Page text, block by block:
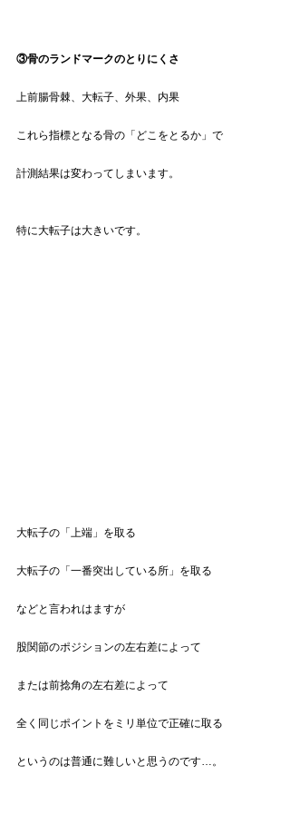
③骨のランドマークのとりにくさ
上前腸骨棘、大転子、外果、内果
これら指標となる骨の「どこをとるか」で
計測結果は変わってしまいます。
特に大転子は大きいです。
大転子の「上端」を取る
大転子の「一番突出している所」を取る
などと言われはますが
股関節のポジションの左右差によって
または前捻角の左右差によって
全く同じポイントをミリ単位で正確に取る
というのは普通に難しいと思うのです…。